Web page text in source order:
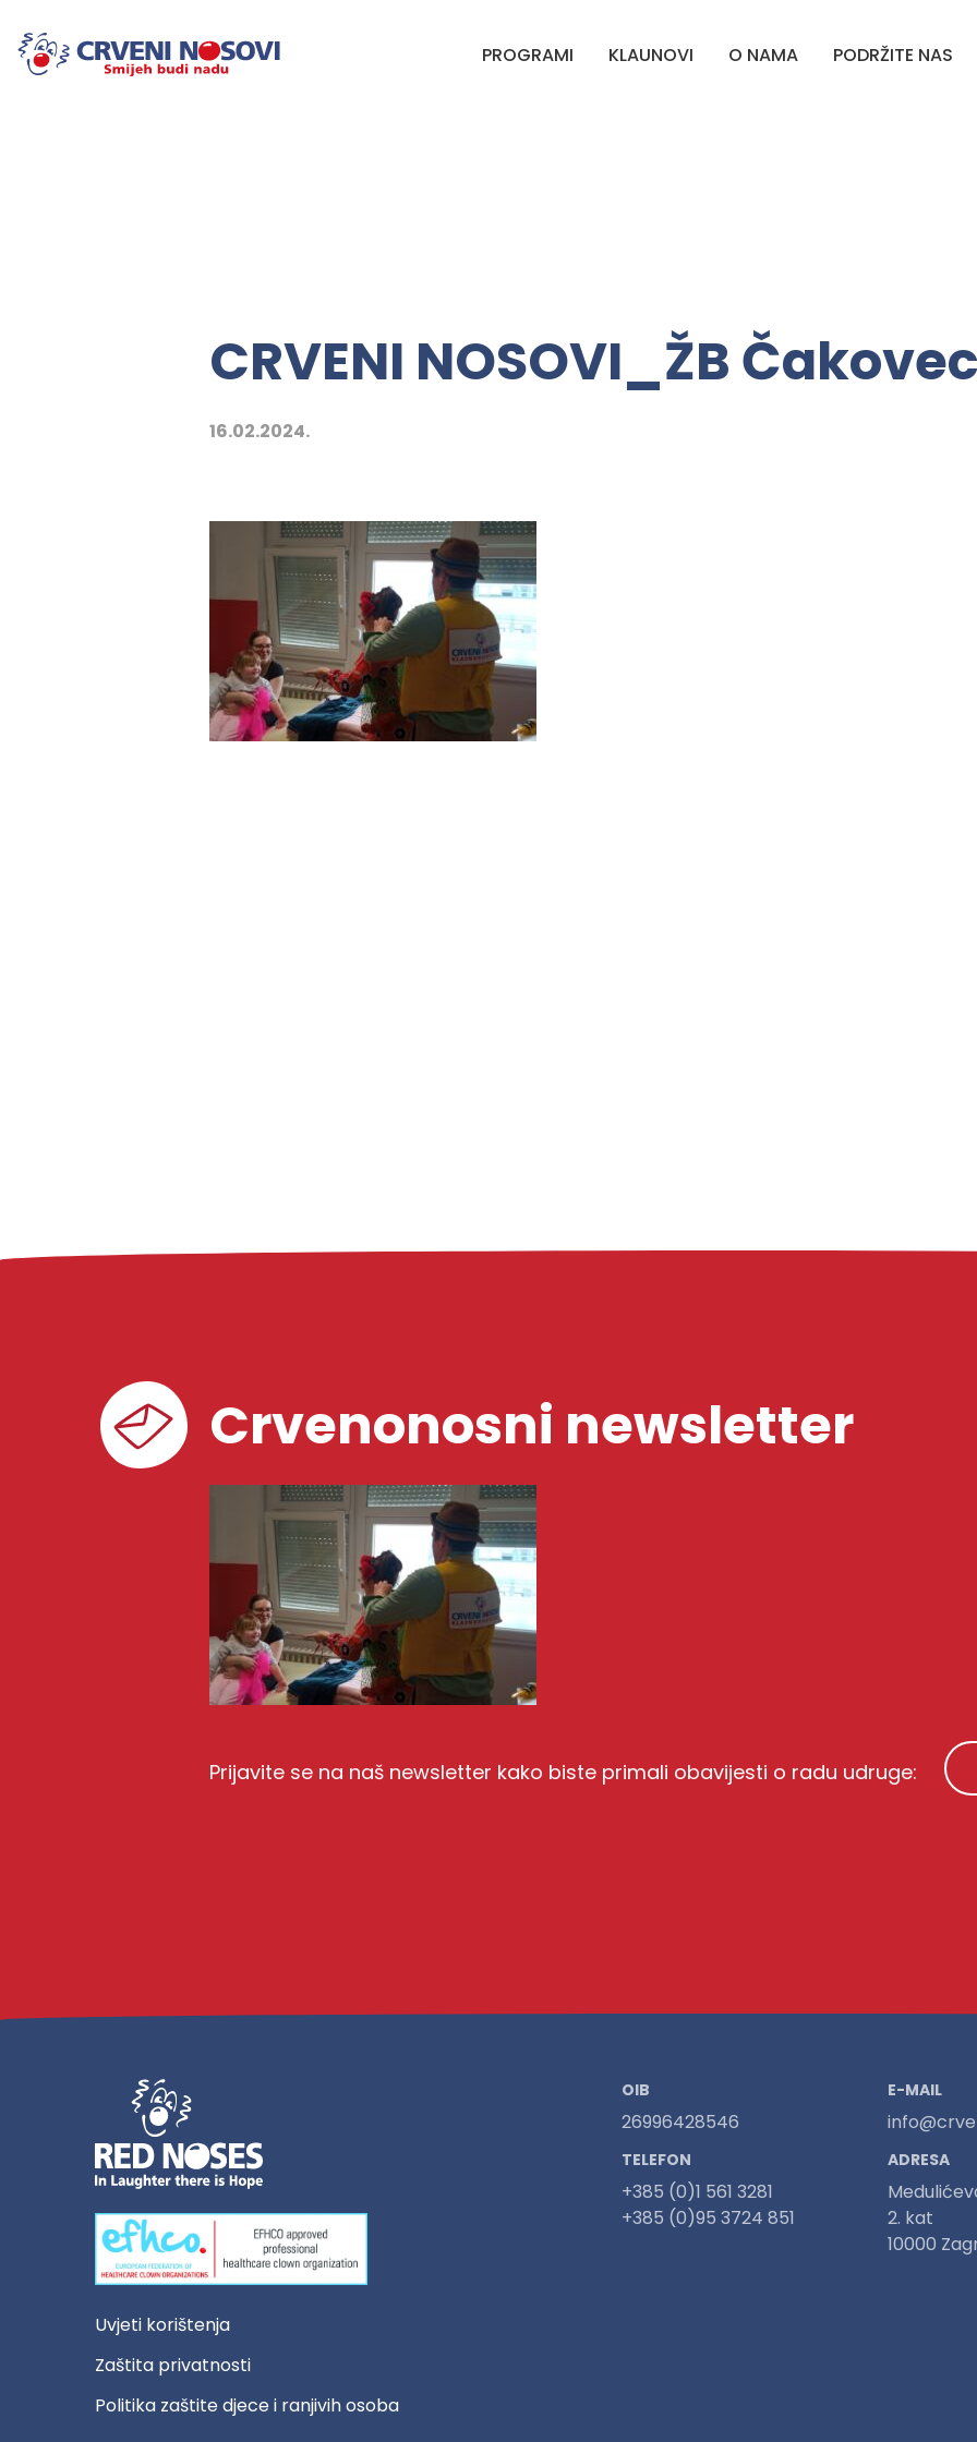
PROGRAMI KLAUNOVI O NAMA PODRŽITE NAS
CRVENI NOSOVI_ŽB
16.02.2024.
Crvenonosni newsletter
Prijavite se na naš newsletter kako biste primali obavijesti o radu udruge:
Uvjeti korištenja
Zaštita privatnosti
Politika zaštite djece i ranjivih osoba
OIB
26996428546
TELEFON
+385 (0)1 561 3281
+385 (0)95 3724 851
E-MAIL
ADRESA
2. kat
10000